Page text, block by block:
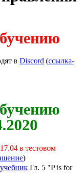
в Discord (ссылка-
в тестовом
)
учебник Гл. 5 "P is for